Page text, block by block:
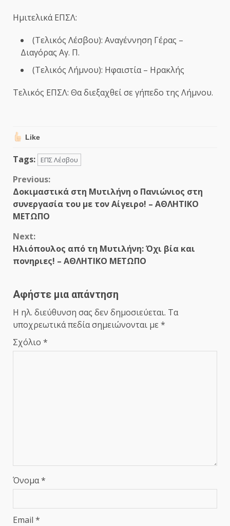
Ημιτελικά ΕΠΣΛ:
(Τελικός Λέσβου): Αναγέννηση Γέρας –
Διαγόρας Αγ. Π.
(Τελικός Λήμνου): Ηφαιστία – Ηρακλής
Τελικός ΕΠΣΛ: Θα διεξαχθεί σε γήπεδο της Λήμνου.
Like
Tags: ΕΠΣ Λέσβου
Continue
Reading
Previous:
Δοκιμαστικά στη Μυτιλήνη ο Πανιώνιος στη
συνεργασία του με τον Αίγειρο! – ΑΘΛΗΤΙΚΟ
ΜΕΤΩΠΟ
Next:
Ηλιόπουλος από τη Μυτιλήνη: Όχι βία και
πονηριες! – ΑΘΛΗΤΙΚΟ ΜΕΤΩΠΟ
Αφήστε μια απάντηση
Η ηλ. διεύθυνση σας δεν δημοσιεύεται. Τα
υποχρεωτικά πεδία σημειώνονται με *
Σχόλιο *
Όνομα*
Email *